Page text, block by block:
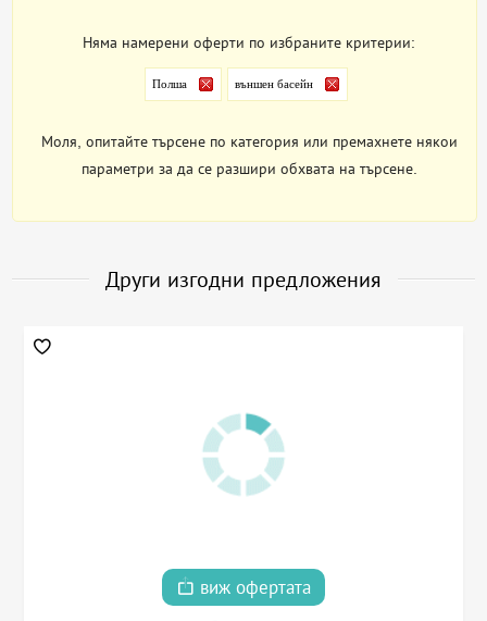
Няма намерени оферти по избраните критерии:
Полша външен басейн
Моля, опитайте търсене по категория или премахнете някои
параметри за да се разшири обхвата на търсене.
Други изгодни предложения
виж офертата